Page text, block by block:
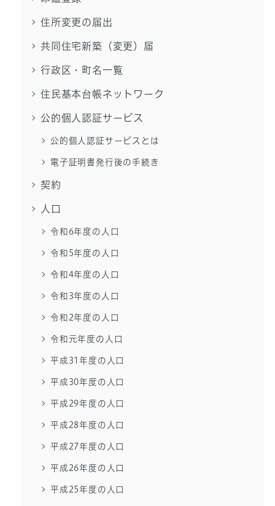
住所変更の届出
共同住宅新築（変更）届
行政区・町名一覧
住民基本台帳ネットワーク
公的個人認証サービス
公的個人認証サービスとは
電子証明書発行後の手続き
契約
人口
令和6年度の人口
令和5年度の人口
令和4年度の人口
令和3年度の人口
令和2年度の人口
令和元年度の人口
平成31年度の人口
平成30年度の人口
平成29年度の人口
平成28年度の人口
平成27年度の人口
平成26年度の人口
平成25年度の人口